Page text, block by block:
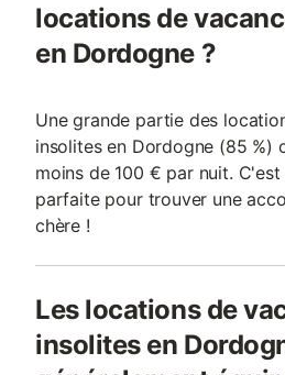
locations de
en Dordogne ?
Une grande partie des
insolites en Dordogne (85 %)
moins de 100 € par nuit.
parfaite pour trouver une
chère !
Les locations de
insolites en